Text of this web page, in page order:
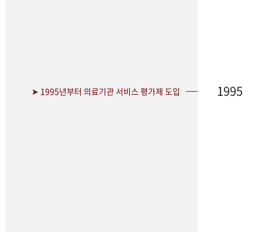
➤ 1995년부터 의료기관 서비스 평가제 도입 1995